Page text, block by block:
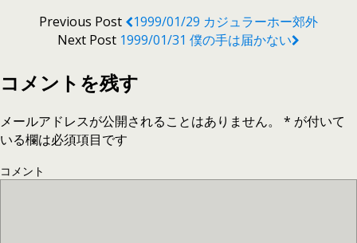
Previous Post
1999/01/29 カジュラーホー郊外
Next Post 1999/01/31 僕の手は届かない
コメントを残す
メールアドレスが公開されることはありません。 * が付いて
いる欄は必須項目です
コメント